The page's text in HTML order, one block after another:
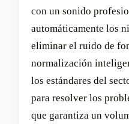
con un sonido
automáticamente los
eliminar el ruido de
normalización
los estándares del
para resolver los
que garantiza un